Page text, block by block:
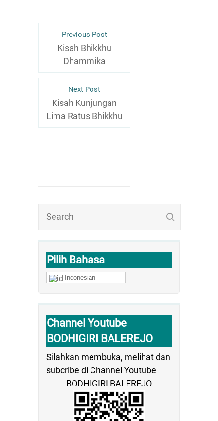
Pilih Bahasa
Indonesian
Channel Youtube
BODHIGIRI BALEREJO
Silahkan membuka, melihat dan
subcribe di Channel Youtube
BODHIGIRI BALEREJO
Previous Post
Kisah Bhikkhu
Dhammika
Next Post
Kisah Kunjungan
Lima Ratus Bhikkhu